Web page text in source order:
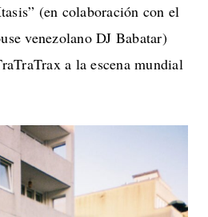
(en colaboración con el
venezolano DJ Babatar)
a la escena mundial